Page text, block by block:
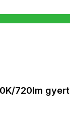
720lm